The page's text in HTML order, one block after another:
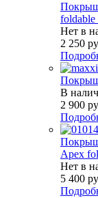
foldable
Нет в
2 250
В
2 900
Apex
Нет в
5 400